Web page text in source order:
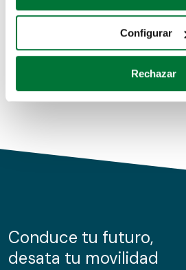
Recopilar información sobre
Identificar su dispositivo
para buscar características
Obtenga más información sobre
de cookies.
información sobre el uso que haga
nuestros partners de redes
Configurar
Rechazar
Coches de km0
Conduce tu futuro,
desata tu movilidad